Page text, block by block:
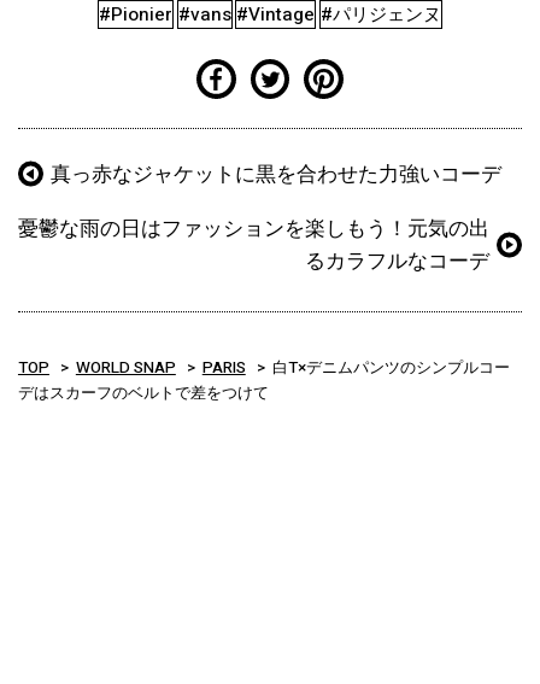
#Pionier #vans #Vintage #パリジェンヌ
真っ赤なジャケットに黒を合わせた力強いコーデ
憂鬱な雨の日はファッションを楽しもう！元気の出
るカラフルなコーデ
TOP WORLD SNAP PARIS
白T×デニムパンツのシンプルコー
デはスカーフのベルトで差をつけて